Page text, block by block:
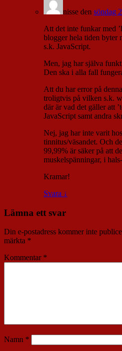
nisse den söndag
Att det inte funkar med
blogger hela tiden byter
s.k. JavaScript.
Men, jag har själva
Den ska i alla fall
Att du har error på
troligtvis på vilken s.k.
där är vad det gäller att
JavaScript samt andra
Nej, jag har inte varit
tinnitus/väsandet. Och
99,99% är säker på att
muskelspänningar, i
Kramar!
Svara ↓
Lämna ett svar
Din e-postadress kommer inte
märkta *
Kommentar *
Namn *